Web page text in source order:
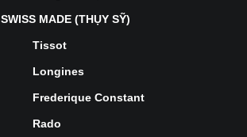
SWISS MADE (THỤY SỸ)
Tissot
Longines
Frederique Constant
Rado